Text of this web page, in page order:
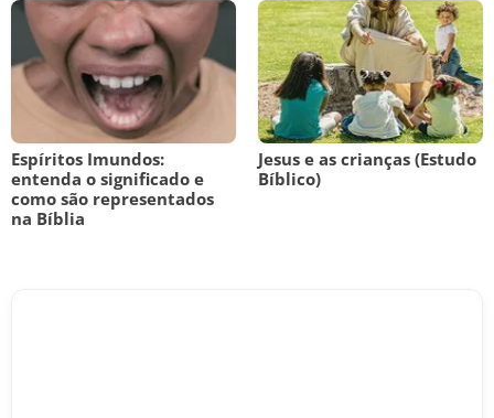
Espíritos Imundos:
entenda o significado e
como são representados
na Bíblia
Jesus e as crianças (Estudo
Bíblico)